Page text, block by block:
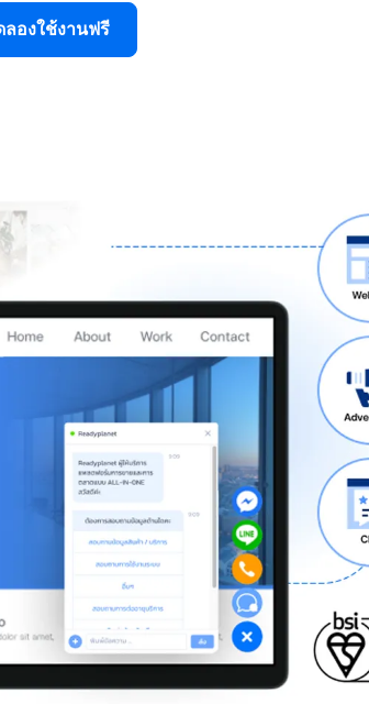
ลองใช้งานฟรี